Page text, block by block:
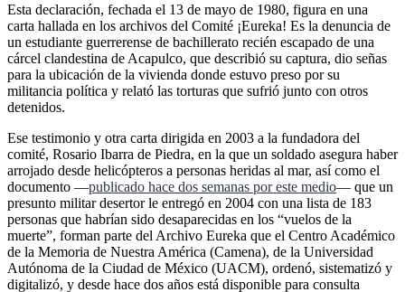
Esta declaración, fechada el 13 de mayo de 1980, figura en una
carta hallada en los archivos del Comité ¡Eureka! Es la denuncia de
un estudiante guerrerense de bachillerato recién escapado de una
cárcel clandestina de Acapulco, que describió su captura, dio señas
para la ubicación de la vivienda donde estuvo preso por su
militancia política y relató las torturas que sufrió junto con otros
detenidos.
Ese testimonio y otra carta dirigida en 2003 a la fundadora del
comité, Rosario Ibarra de Piedra, en la que un soldado asegura haber
arrojado desde helicópteros a personas heridas al mar, así como el
documento —publicado hace dos semanas por este medio— que un
presunto militar desertor le entregó en 2004 con una lista de 183
personas que habrían sido desaparecidas en los “vuelos de la
muerte”, forman parte del Archivo Eureka que el Centro Académico
de la Memoria de Nuestra América (Camena), de la Universidad
Autónoma de la Ciudad de México (UACM), ordenó, sistematizó y
digitalizó, y desde hace dos años está disponible para consulta